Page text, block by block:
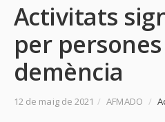
Activitats
per
demència
12 de maig de 2021 / AFMADO /